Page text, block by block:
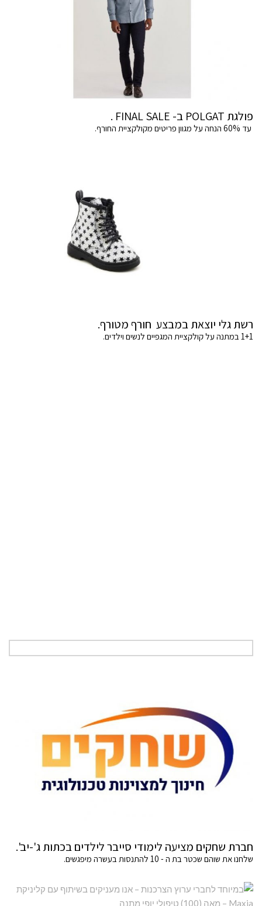
פולגת POLGAT ב- FINAL SALE .
עד 60% הנחה על מגוון פריטים מקולקציית החורף.
רשת גלי יוצאת במבצע חורף מטורף.
1+1 במתנה על קולקציית המגפיים לנשים וילדים.
חברת שחקים מציעה לימודי סייבר לילדים בכתות ג'-יב'.
שלחנו את שוהם שכטר בת ה - 10 להתנסות בעשרה מיפגשים.